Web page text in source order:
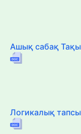
Ашық сабақ
Логикалық